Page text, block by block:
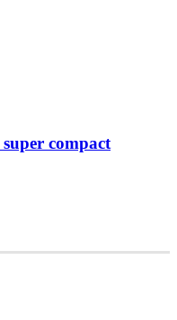
compact